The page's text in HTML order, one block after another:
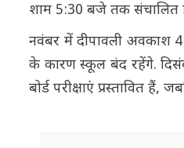
शाम 5:30 बजे तक संचालित
नवंबर में दीपावली अवकाश
के कारण स्कूल बंद रहेंगे.
बोर्ड परीक्षाएं प्रस्तावित